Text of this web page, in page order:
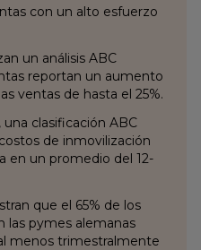
con un alto esfuerzo
un análisis ABC
reportan un aumento
ventas de hasta el 25%.
clasificación ABC
de inmovilización
en un promedio del 12-
que el 65% de los
las pymes alemanas
menos trimestralmente